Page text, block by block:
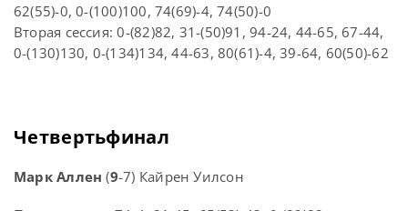
62(55)-0, 0-(100)100, 74(69)-4, 74(50)-0
Вторая сессия: 0-(82)82, 31-(50)91, 94-24, 44-65, 67-44,
0-(130)130, 0-(134)134, 44-63, 80(61)-4, 39-64, 60(50)-62
Четвертьфинал
Марк Аллен (9-7) Кайрен Уилсон